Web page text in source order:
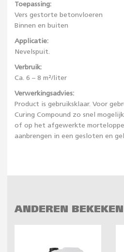
Toepassing:
Vers gestorte betonvloeren
Binnen en buiten
Applicatie:
Nevelspuit.
Verbruik:
Ca. 6 – 8 m²/liter
Verwerkingsadvies:
Product is gebruiksklaar. Voor
Curing Compound zo snel
of op het afgewerkte
aanbrengen in een gesloten en
ANDEREN